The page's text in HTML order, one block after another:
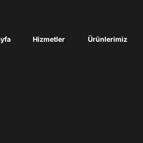
Hizmetler Ürünlerimiz